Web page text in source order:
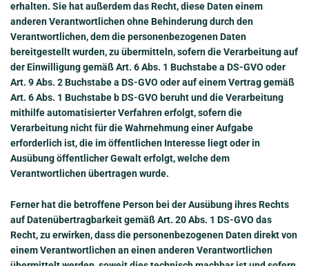
erhalten. Sie hat außerdem das Recht, diese Daten einem
anderen Verantwortlichen ohne Behinderung durch den
Verantwortlichen, dem die personenbezogenen Daten
bereitgestellt wurden, zu übermitteln, sofern die Verarbeitung auf
der Einwilligung gemäß Art. 6 Abs. 1 Buchstabe a DS-GVO oder
Art. 9 Abs. 2 Buchstabe a DS-GVO oder auf einem Vertrag gemäß
Art. 6 Abs. 1 Buchstabe b DS-GVO beruht und die Verarbeitung
mithilfe automatisierter Verfahren erfolgt, sofern die
Verarbeitung nicht für die Wahrnehmung einer Aufgabe
erforderlich ist, die im öffentlichen Interesse liegt oder in
Ausübung öffentlicher Gewalt erfolgt, welche dem
Verantwortlichen übertragen wurde.
Ferner hat die betroffene Person bei der Ausübung ihres Rechts
auf Datenübertragbarkeit gemäß Art. 20 Abs. 1 DS-GVO das
Recht, zu erwirken, dass die personenbezogenen Daten direkt von
einem Verantwortlichen an einen anderen Verantwortlichen